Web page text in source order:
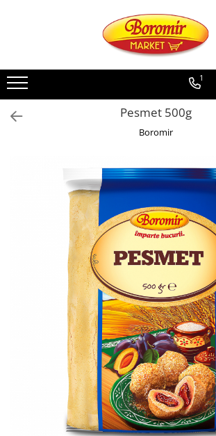
Noutati
Produse de post
Cozonac
Cozonac Creme
Cozonac Traditional
Cozonac Casa Boromir
Cozonac Pricomigdala
Cozonac Magnum
Cozonac Vegan (de post)
Cozonac Collection
Cozonac Cadou
Cozonac cu Unt
Cozonac Royal
Cozonac Mos Craciun
Cozonac Duofino
Cozonac Imperial
1
Pesmet 500g
Boromir